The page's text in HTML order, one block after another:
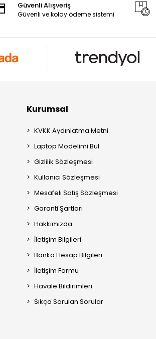
Güvenli Alışveriş
Güvenli ve kolay ödeme sistemi
Kurumsal
KVKK Aydınlatma Metni
Laptop Modelimi Bul
Gizlilik Sözleşmesi
Kullanıcı Sözleşmesi
Mesafeli Satış Sözleşmesi
Garanti Şartları
Hakkımızda
İletişim Bilgileri
Banka Hesap Bilgileri
İletişim Formu
Havale Bildirimleri
Sıkça Sorulan Sorular